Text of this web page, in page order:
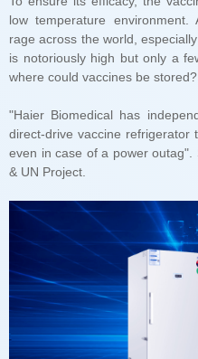
where could vaccines be stored?
& UN Project.